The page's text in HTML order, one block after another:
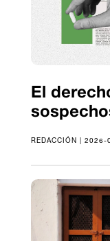
El
REDACCIÓN |